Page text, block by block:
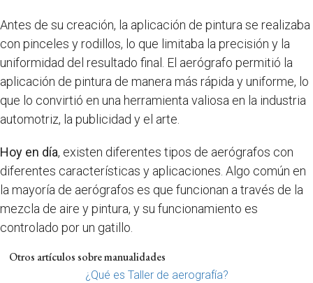
Antes de su creación, la aplicación de pintura se realizaba
con pinceles y rodillos, lo que limitaba la precisión y la
uniformidad del resultado final. El aerógrafo permitió la
aplicación de pintura de manera más rápida y uniforme, lo
que lo convirtió en una herramienta valiosa en la industria
automotriz, la publicidad y el arte.
Hoy en día, existen diferentes tipos de aerógrafos con
diferentes características y aplicaciones. Algo común en
la mayoría de aerógrafos es que funcionan a través de la
mezcla de aire y pintura, y su funcionamiento es
controlado por un gatillo.
Otros artículos sobre manualidades
¿Qué es Taller de aerografía?